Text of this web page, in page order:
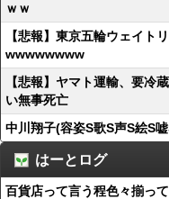
ｗｗ
【悲報】東京五輪ウェイト
wwwwwwww
【悲報】ヤマト運輸、要冷
い無事死亡
中川翔子(容姿S歌S声S絵S
はーとログ
百貨店って言う程色々揃っ